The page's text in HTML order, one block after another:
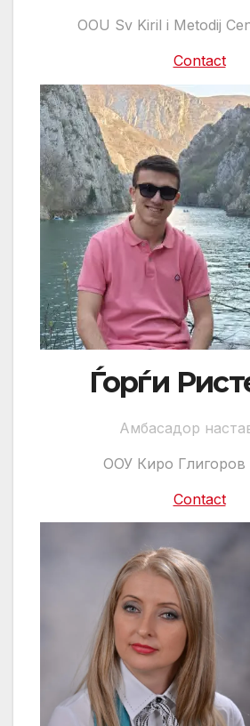
OOU Sv Kiril i Metodij
Contact
Ѓорѓи
Амбасадор
ООУ Киро Глигоров
Contact